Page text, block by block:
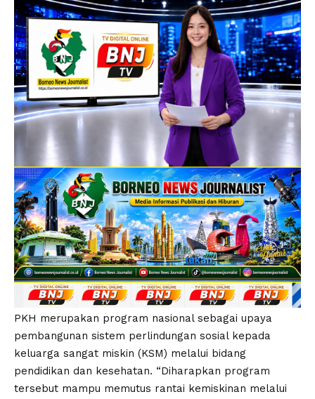
PKH merupakan program nasional sebagai upaya
pembangunan sistem perlindungan sosial kepada
keluarga sangat miskin (KSM) melalui bidang
pendidikan dan kesehatan. “Diharapkan program
tersebut mampu memutus rantai kemiskinan melalui